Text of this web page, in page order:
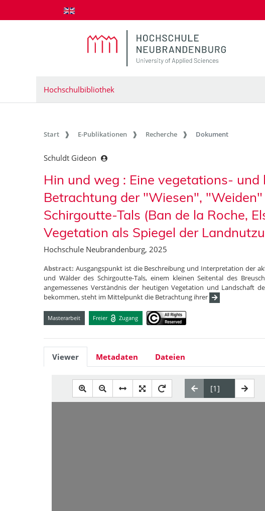
zum Inhalt springen
Hochschulbibliothek
Start E-Publikationen Recherche Dokument
Schuldt Gideon
Hin und weg : Eine vegetations- und
Betrachtung der "Wiesen",
Schirgoutte-Tals (Ban de la Roche,
Vegetation als Spiegel der
Hochschule Neubrandenburg, 2025
Abstract: Ausgangspunkt ist die Beschreibung und Interpretation der
und Wälder des Schirgoutte-Tals, einem kleinen Seitental des
angemessenes Verständnis der heutigen Vegetation und Landschaft
bekommen, steht im Mittelpunkt die Betrachtung ihrer
Masterarbeit Freier Zugang
Viewer Metadaten Dateien